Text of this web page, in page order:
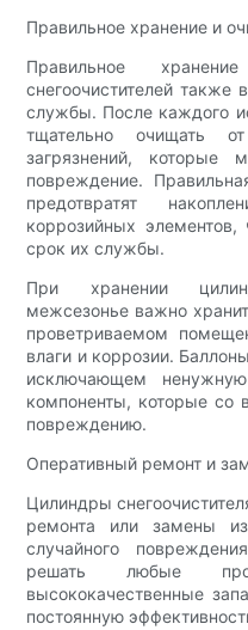
Правильное хранение и
Правильное
снегоочистителей
службы. После каждого
тщательно очищать
загрязнений, которые
повреждение.
предотвратят
коррозийных элементов,
срок их службы.
При хранении
межсезонье важно
проветриваемом
влаги и коррозии.
исключающем
компоненты, которые со
повреждению.
Оперативный ремонт и
Цилиндры
ремонта или замены
случайного
решать любые
высококачественные
постоянную